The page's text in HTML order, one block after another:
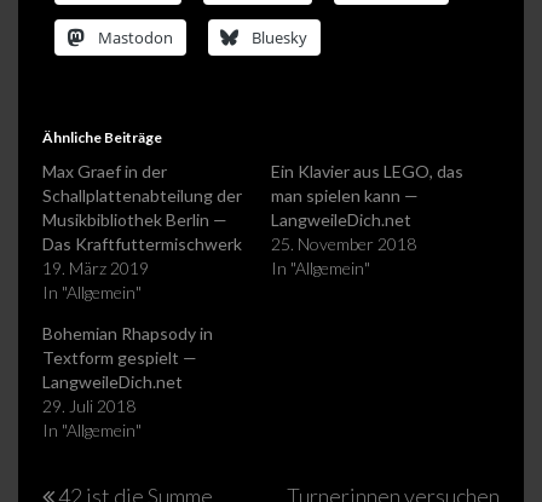
Mastodon Bluesky
Ähnliche Beiträge
Max Graef in der
Schallplattenabteilung der
Musikbibliothek Berlin —
Das Kraftfuttermischwerk
19. März 2019
In "Allgemein"
Ein Klavier aus LEGO, das
man spielen kann —
LangweileDich.net
25. November 2018
In "Allgemein"
Bohemian Rhapsody in
Textform gespielt —
LangweileDich.net
29. Juli 2018
In "Allgemein"
42 ist die Summe
Turnerinnen versuchen